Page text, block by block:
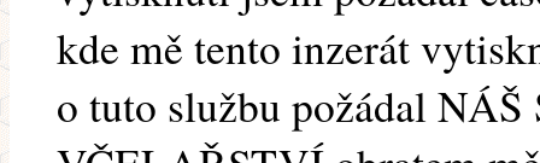
kde mě tento inzerát
o tuto službu požádal